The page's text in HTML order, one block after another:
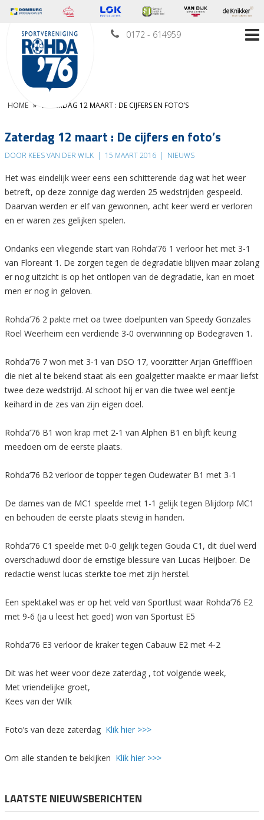
0172 - 614959
HOME » ZATERDAG 12 MAART : DE CIJFERS EN FOTO’S
Zaterdag 12 maart : De cijfers en foto’s
DOOR KEES VAN DER WILK | 15 MAART 2016 | NIEUWS
Het was eindelijk weer eens een schitterende dag wat het weer
betreft, op deze zonnige dag werden 25 wedstrijden gespeeld.
Daarvan werden er elf van gewonnen, acht keer werd er verloren
en er waren zes gelijken spelen.
Ondanks een vliegende start van Rohda’76 1 verloor het met 3-1
van Floreant 1. De zorgen tegen de degradatie blijven maar zolang
er nog uitzicht is op het ontlopen van de degradatie, kan en moet
men er nog in geloven.
Rohda’76 2 pakte met oa twee doelpunten van Speedy Gonzales
Roel Weerheim een verdiende 3-0 overwinning op Bodegraven 1.
Rohda’76 7 won met 3-1 van DSO 17, voorzitter Arjan Griefffioen
die niet al te bekend staat als een goalgetter maakte er maar liefst
twee deze wedstrijd. Al schoot hij er van die twee wel eentje
keihard in de zes van zijn eigen doel.
Rohda’76 B1 won krap met 2-1 van Alphen B1 en blijft keurig
meedoen om de eerste plaats.
Rohda’76 B2 verloor de topper tegen Oudewater B1 met 3-1
De dames van de MC1 speelde met 1-1 gelijk tegen Blijdorp MC1
en behouden de eerste plaats stevig in handen.
Rohda’76 C1 speelde met 0-0 gelijk tegen Gouda C1, dit duel werd
overschaduwd door de ernstige blessure van Lucas Heijboer. De
redactie wenst lucas sterkte toe met zijn herstel.
Een spektakel was er op het veld van Sportlust waar Rohda’76 E2
met 9-6 (ja u leest het goed) won van Sportust E5
Rohda’76 E3 verloor de kraker tegen Cabauw E2 met 4-2
Dit was het weer voor deze zaterdag , tot volgende week,
Met vriendelijke groet,
Kees van der Wilk
Foto’s van deze zaterdag Klik hier >>>
Om alle standen te bekijken Klik hier >>>
LAATSTE NIEUWSBERICHTEN